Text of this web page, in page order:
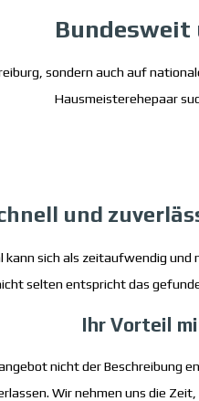
sondern auch auf
Hausmeisterehepaar
und
sich als zeitaufwendig
selten entspricht das
Ihr Vorteil
nicht der Beschreibung
Wir nehmen uns die